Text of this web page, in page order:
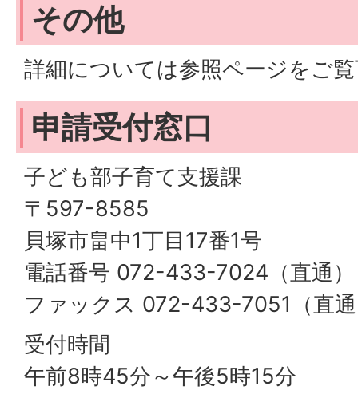
その他
詳細については参照ページをご
申請受付窓口
子ども部子育て支援課
〒597-8585
貝塚市畠中1丁目17番1号
電話番号 072-433-7024（直通）
ファックス 072-433-7051（直
受付時間
午前8時45分～午後5時15分